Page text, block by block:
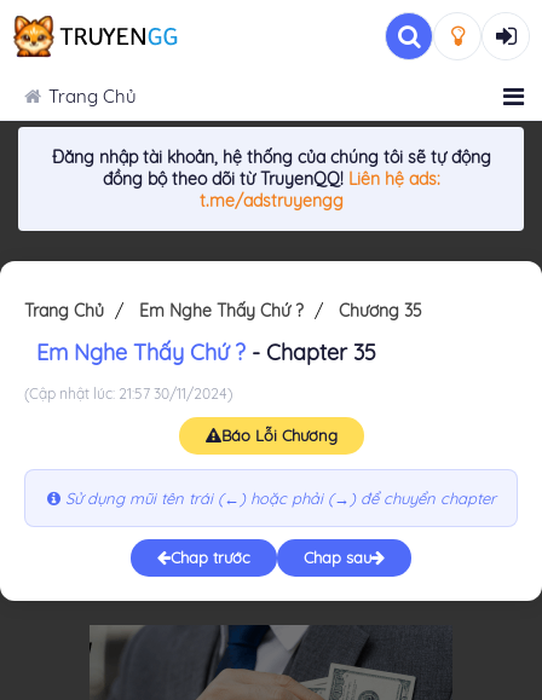
Trang Chủ
Đăng nhập tài khoản, hệ thống của chúng tôi sẽ tự động
đồng bộ theo dõi từ TruyenQQ! Liên hệ ads:
t.me/adstruyengg
Trang Chủ Em Nghe Thấy Chứ ? Chương 35
Em Nghe Thấy Chứ ? - Chapter 35
(Cập nhật lúc: 21:57 30/11/2024)
Báo Lỗi Chương
Sử dụng mũi tên trái (←) hoặc phải (→) để chuyển chapter
Chap trước Chap sau